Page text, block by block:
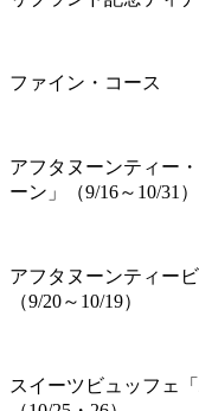
ファイン・コース
アフタヌーンティー
ーン」（9/16～10/31）
アフタヌーンティー
（9/20～10/19）
スイーツビュッフェ